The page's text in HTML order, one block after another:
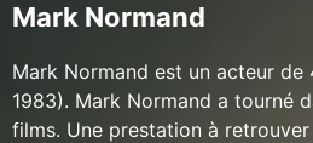
Mark Normand
Mark Normand est un acteur de
1983). Mark Normand a tourné
films. Une prestation à